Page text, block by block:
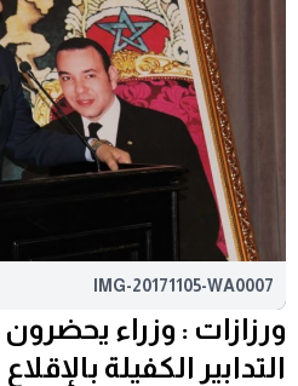
IMG-20171105-WA0007
ورزازات : وزراء
التدابير الكفيلة